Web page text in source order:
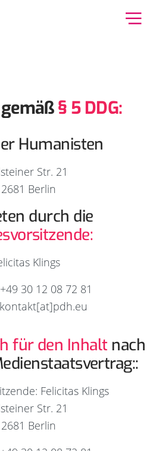
§ 5 DDG:
Humanisten
Str. 21
Berlin
durch die
Klings
30 12 08 72 81
für den Inhalt nach
Felicitas Klings
Str. 21
Berlin